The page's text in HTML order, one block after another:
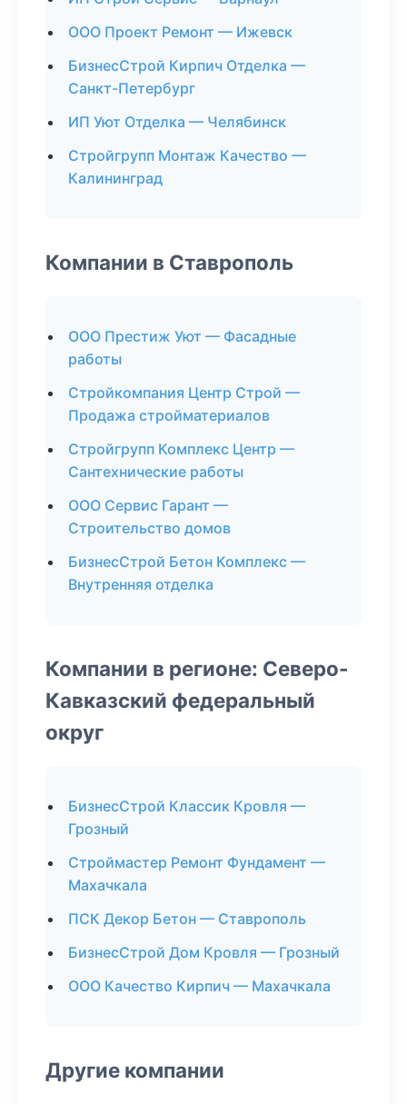
ООО Проект Ремонт — Ижевск
БизнесСтрой Кирпич Отделка —
Санкт-Петербург
ИП Уют Отделка — Челябинск
Стройгрупп Монтаж Качество —
Калининград
Компании в Ставрополь
ООО Престиж Уют — Фасадные
работы
Стройкомпания Центр Строй —
Продажа стройматериалов
Стройгрупп Комплекс Центр —
Сантехнические работы
ООО Сервис Гарант —
Строительство домов
БизнесСтрой Бетон Комплекс —
Внутренняя отделка
Компании в регионе: Северо-
Кавказский федеральный
округ
БизнесСтрой Классик Кровля —
Грозный
Строймастер Ремонт Фундамент —
Махачкала
ПСК Декор Бетон — Ставрополь
БизнесСтрой Дом Кровля — Грозный
ООО Качество Кирпич — Махачкала
Другие компании